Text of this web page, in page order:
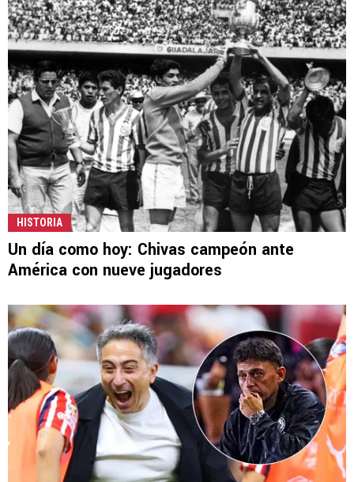
HISTORIA
Un día como hoy: Chivas campeón ante
América con nueve jugadores